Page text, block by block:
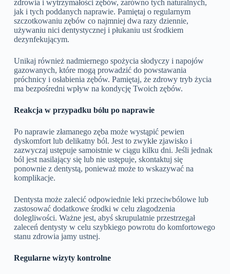
zdrowia i wytrzymałości zębów, zarówno tych naturalnych,
jak i tych poddanych naprawie. Pamiętaj o regularnym
szczotkowaniu zębów co najmniej dwa razy dziennie,
używaniu nici dentystycznej i płukaniu ust środkiem
dezynfekującym.
Unikaj również nadmiernego spożycia słodyczy i napojów
gazowanych, które mogą prowadzić do powstawania
próchnicy i osłabienia zębów. Pamiętaj, że zdrowy tryb życia
ma bezpośredni wpływ na kondycję Twoich zębów.
Reakcja w przypadku bólu po naprawie
Po naprawie złamanego zęba może wystąpić pewien
dyskomfort lub delikatny ból. Jest to zwykłe zjawisko i
zazwyczaj ustępuje samoistnie w ciągu kilku dni. Jeśli jednak
ból jest nasilający się lub nie ustępuje, skontaktuj się
ponownie z dentystą, ponieważ może to wskazywać na
komplikacje.
Dentysta może zalecić odpowiednie leki przeciwbólowe lub
zastosować dodatkowe środki w celu złagodzenia
dolegliwości. Ważne jest, abyś skrupulatnie przestrzegał
zaleceń dentysty w celu szybkiego powrotu do komfortowego
stanu zdrowia jamy ustnej.
Regularne wizyty kontrolne